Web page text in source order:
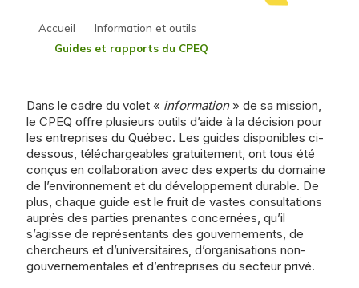
Accueil
Information et outils
Guides et rapports du CPEQ
Dans le cadre du volet « information» de sa mission,
le CPEQ offre plusieurs outils d’aide à la décision pour
les entreprises du Québec. Les guides disponibles ci-
dessous, téléchargeables gratuitement, ont tous été
conçus en collaboration avec des experts du domaine
de l’environnement et du développement durable. De
plus, chaque guide est le fruit de vastes consultations
auprès des parties prenantes concernées, qu’il
s’agisse de représentants des gouvernements, de
chercheurs et d’universitaires, d’organisations non-
gouvernementales et d’entreprises du secteur privé.